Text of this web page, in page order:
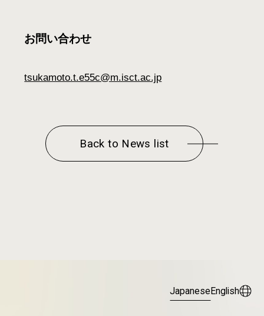
お問い合わせ
tsukamoto.t.e55c@m.isct.ac.jp
Back to News list
JapaneseEnglish